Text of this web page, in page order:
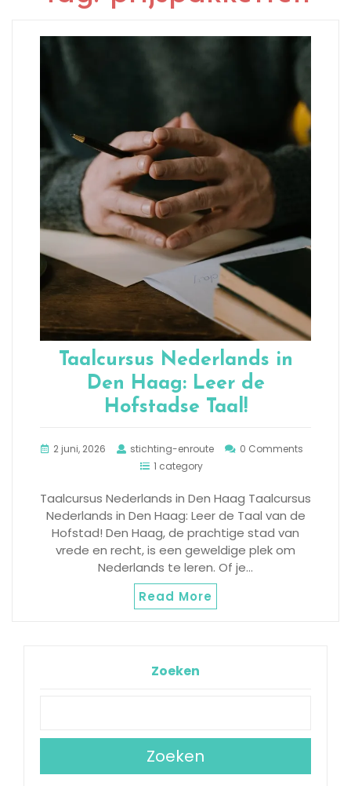
Taalcursus Nederlands in
Den Haag: Leer de
Hofstadse Taal!
2 juni, 2026 stichting-enroute
0 Comments
1 category
Taalcursus Nederlands in Den Haag Taalcursus
Nederlands in Den Haag: Leer de Taal van de
Hofstad! Den Haag, de prachtige stad van
vrede en recht, is een geweldige plek om
Nederlands te leren. Of je…
Read More
Zoeken
Zoeken